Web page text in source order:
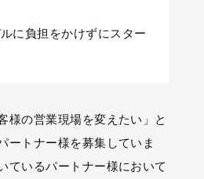
に負担をかけずにスター
様の営業現場を変えたい」と
ートナー様を募集していま
ているパートナー様において